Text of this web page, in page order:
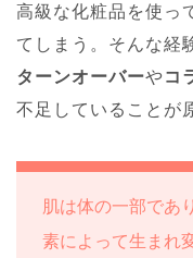
高級な化粧品を使っ
てしまう。そんな経
ターンオーバーやコ
不足していることが
肌は体の一部であ
素によって生まれ